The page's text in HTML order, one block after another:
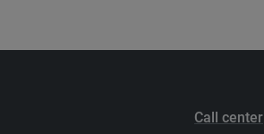
Call center